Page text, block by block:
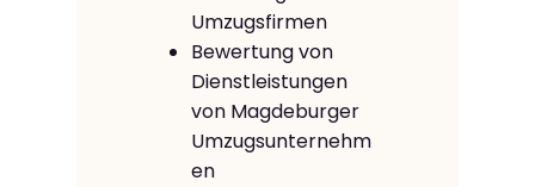
Umzugsfirmen
Bewertung von
Dienstleistungen
von Magdeburger
Umzugsunternehm
en